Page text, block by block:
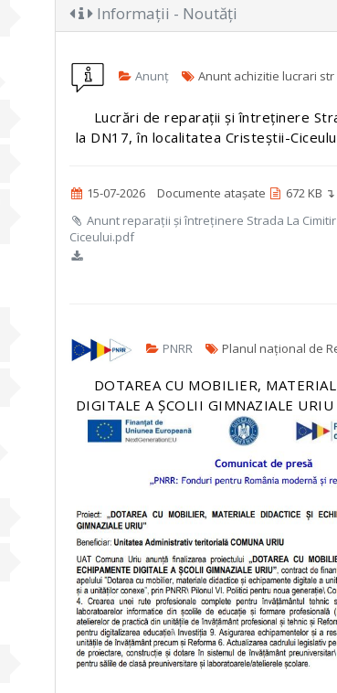
Informații - Noutăți
Anunț Anunt achizitie lucrari str
Lucrări de reparații și întreținere
la DN17, în localitatea Cristeștii-
15-07-2026 Documente atașate
672 KB ↴
Anunt reparații și întreținere Strada La
Ciceului.pdf
PNRR Planul național de
DOTAREA CU MOBILIER,
DIGITALE A ȘCOLII GIMNAZIALE URIU